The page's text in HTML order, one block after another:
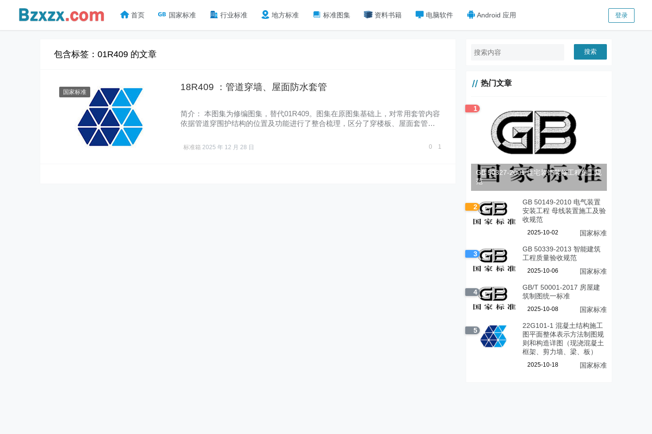
首页 国家标准 行业标准 地方标准 标准图集 资料书籍 电脑软件 Android 应用 登录
包含标签：01R409 的文章
国家标准 18R409 ：管道穿墙、屋面防水套管
简介： 本图集为修编图集，替代01R409。图集在原图集基础上，对常用套管内容
依据管道穿围护结构的位置及功能进行了整合梳理，区分了穿楼板、屋面套管；
标准箱 2025 年 12 月 28 日 0 1
搜索
热门文章
1
GB 50327-2001 住宅装饰装修工程施工规
范
2
GB 50149-2010 电气装置
安装工程 母线装置施工及验
收规范
2025-10-02 国家标准
3
GB 50339-2013 智能建筑
工程质量验收规范
2025-10-06 国家标准
4
GB/T 50001-2017 房屋建
筑制图统一标准
2025-10-08 国家标准
5
22G101-1 混凝土结构施工
图平面整体表示方法制图规
则和构造详图（现浇混凝土
框架、剪力墙、梁、板）
2025-10-18 国家标准